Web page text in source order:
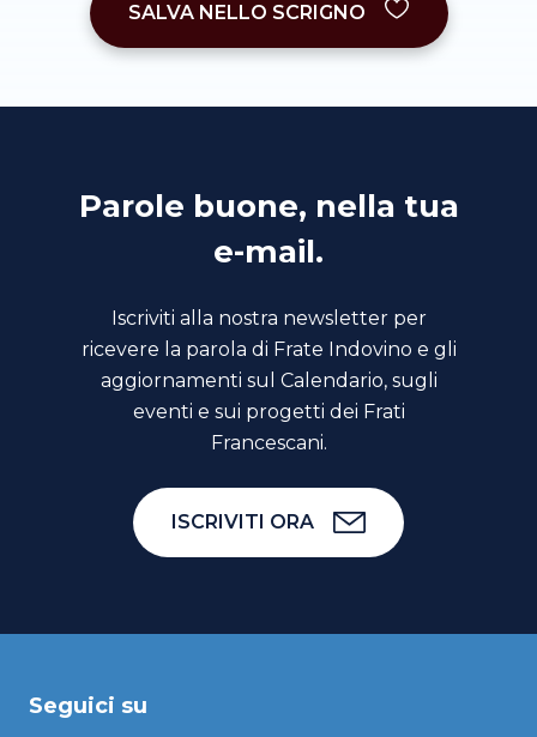
SALVA NELLO SCRIGNO
Parole buone, nella tua
e-mail.
Iscriviti alla nostra newsletter per
ricevere la parola di Frate Indovino e gli
aggiornamenti sul Calendario, sugli
eventi e sui progetti dei Frati
Francescani.
ISCRIVITI ORA
Seguici su